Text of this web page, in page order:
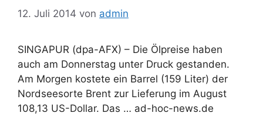
12. Juli 2014 von admin
SINGAPUR (dpa-AFX) – Die Ölpreise haben
auch am Donnerstag unter Druck gestanden.
Am Morgen kostete ein Barrel (159 Liter) der
Nordseesorte Brent zur Lieferung im August
108,13 US-Dollar. Das … ad-hoc-news.de